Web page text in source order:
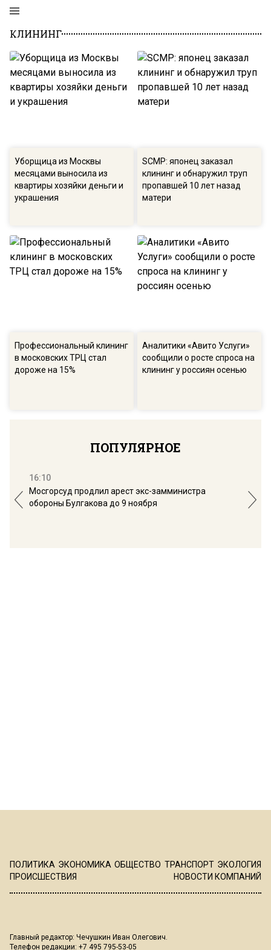
КЛИНИНГ
Уборщица из Москвы
месяцами выносила из
квартиры хозяйки деньги и
украшения
SCMP: японец заказал
клининг и обнаружил труп
пропавшей 10 лет назад
матери
Профессиональный клининг
в московских ТРЦ стал
дороже на 15%
Аналитики «Авито Услуги»
сообщили о росте спроса на
клининг у россиян осенью
ПОПУЛЯРНОЕ
16:10
Мосгорсуд продлил арест экс-замминистра
обороны Булгакова до 9 ноября
ПОЛИТИКА ЭКОНОМИКА ОБЩЕСТВО ТРАНСПОРТ ЭКОЛОГИЯ
ПРОИСШЕСТВИЯ
НОВОСТИ КОМПАНИЙ
Главный редактор: Чечушкин Иван Олегович.
Телефон редакции: +7 495 795-53-05